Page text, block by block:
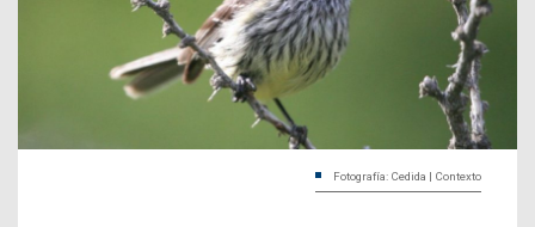
Fotografía: Cedida | Contexto